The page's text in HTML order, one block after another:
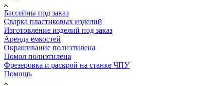
Бассейны под заказ
Сварка пластиковых изделий
Изготовление изделий под заказ
Аренда ёмкостей
Окрашивание полиэтилена
Помол полиэтилена
Фрезеровка и раскрой на станке ЧПУ
Помощь